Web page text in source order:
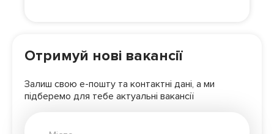
Отримуй нові вакансії
Залиш свою е-пошту та контактні дані, а ми
підберемо для тебе актуальні вакансії